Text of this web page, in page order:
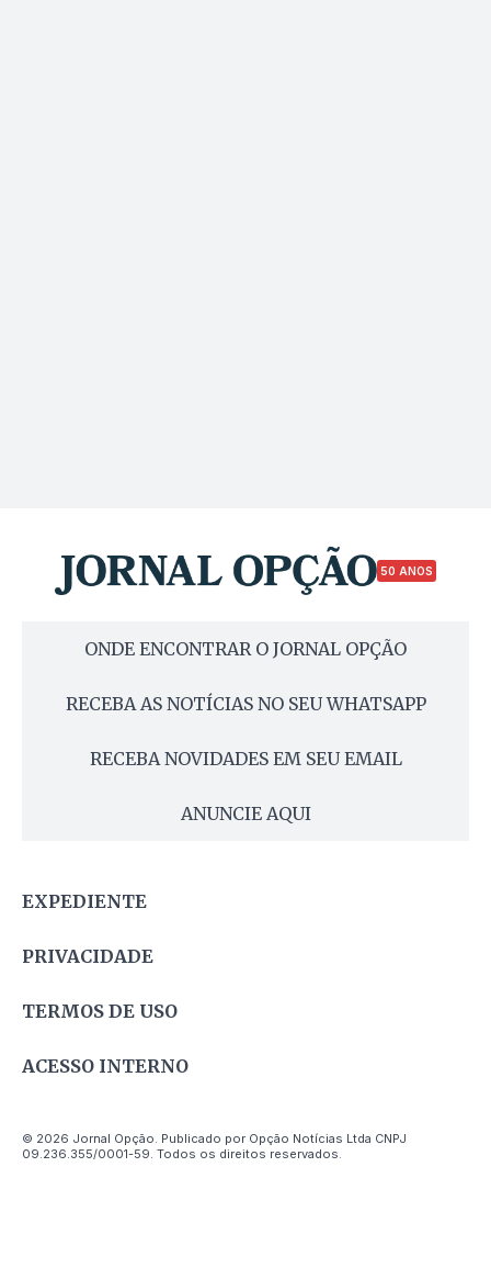
50 ANOS
ONDE ENCONTRAR O JORNAL OPÇÃO
RECEBA AS NOTÍCIAS NO SEU WHATSAPP
RECEBA NOVIDADES EM SEU EMAIL
ANUNCIE AQUI
EXPEDIENTE
PRIVACIDADE
TERMOS DE USO
ACESSO INTERNO
© 2026 Jornal Opção. Publicado por Opção Notícias Ltda CNPJ
09.236.355/0001-59. Todos os direitos reservados.